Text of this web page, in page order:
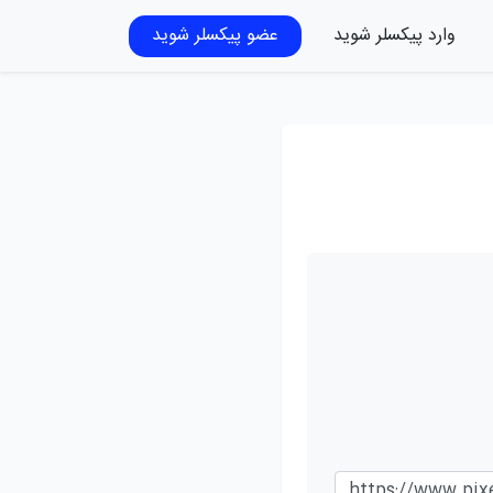
وارد پیکسلر شوید عضو پیکسلر شوید